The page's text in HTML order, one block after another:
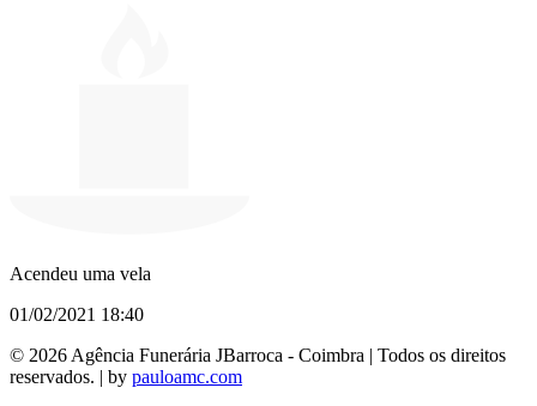
Acendeu uma vela
01/02/2021 18:40
© 2026 Agência Funerária JBarroca - Coimbra | Todos os direitos
reservados. | by pauloamc.com